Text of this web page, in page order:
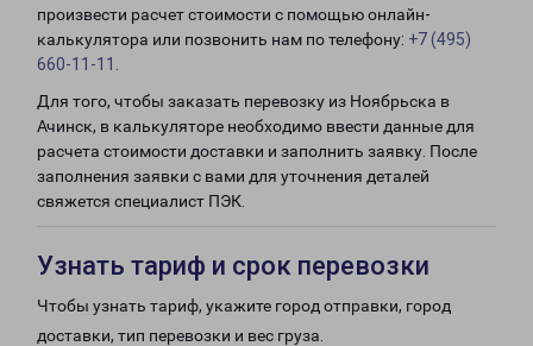
произвести расчет стоимости с помощью онлайн-
калькулятора или позвонить нам по телефону: +7 (495)
660-11-11
Для того, чтобы заказать перевозку из Ноябрьска в
Ачинск, в калькуляторе необходимо ввести данные для
расчета стоимости доставки и заполнить заявку. После
заполнения заявки с вами для уточнения деталей
свяжется специалист ПЭК.
Узнать тариф и срок перевозки
Чтобы узнать тариф, укажите город отправки, город
доставки, тип перевозки и вес груза.